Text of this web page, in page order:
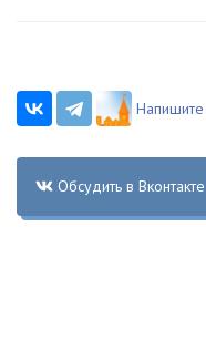
Обсудить в Вконтакте